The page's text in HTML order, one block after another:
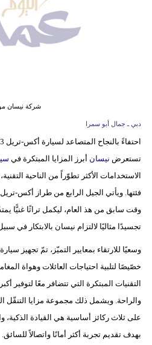
شركة نيسان
دبي ـ جمال أبو سمرا
تستعرض نيسان أبرز المزايا المبتكرة في
الاستخدامات الأكثر تطوّراً من الناحية
فئتها. ويأتي الجيل الرابع من طراز أكس-
وقت سابق من هذ العام، ليكمل تراثًا غنيًّا
تجسيدًا مثاليًا لالتزام نيسان بالابتكار في
خصّيصًا لتلبية احتياجات العائلات وهواة
التقنيات المبتكرة التي تتضافر معًا لتوفير
والراحة. ويشمل ذلك مجموعة مزايا التنقّل
على ثلاث ركائز أساسية هي القيادة الذكية،
بهدف تقديم تجربة أكثر أمانًا واتصالاً للسائق.